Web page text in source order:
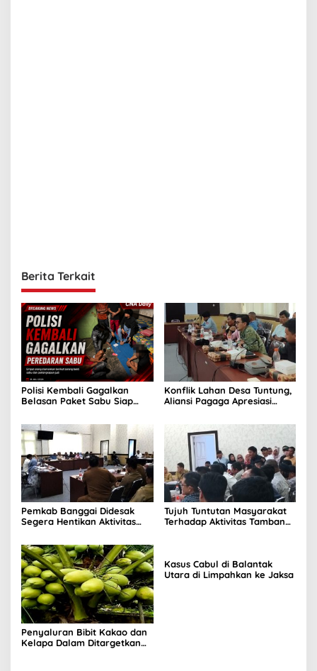
Berita Terkait
Polisi Kembali Gagalkan
Belasan Paket Sabu Siap
Konflik Lahan Desa Tuntung,
Aliansi Pagaga Apresiasi
Pemkab Banggai Didesak
Segera Hentikan Aktivitas
Tujuh Tuntutan Masyarakat
Terhadap Aktivitas Tambang
Penyaluran Bibit Kakao dan
Kelapa Dalam Ditargetkan
Kasus Cabul di Balantak
Utara di Limpahkan ke Jaksa